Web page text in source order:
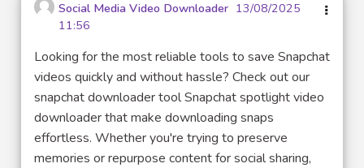
Social Media Video Downloader 13/08/2025
11:56
Looking for the most reliable tools to save Snapchat
videos quickly and without hassle? Check out our
snapchat downloader tool Snapchat spotlight video
downloader that make downloading snaps
effortless. Whether you're trying to preserve
memories or repurpose content for social sharing,